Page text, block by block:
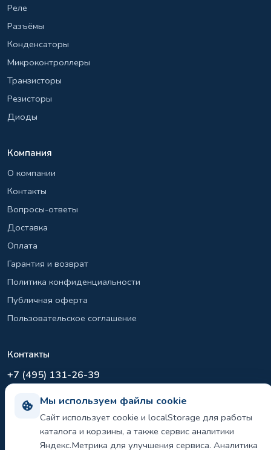
Мы используем файлы cookie
Сайт использует cookie и localStorage для работы
каталога и корзины, а также сервис аналитики
Яндекс.Метрика для улучшения сервиса. Аналитика
Реле
Разъёмы
Конденсаторы
Микроконтроллеры
Транзисторы
Резисторы
Диоды
Компания
О компании
Контакты
Вопросы-ответы
Доставка
Оплата
Гарантия и возврат
Политика конфиденциальности
Публичная оферта
Пользовательское соглашение
Контакты
+7 (495) 131-26-39
info@el-sirius.ru
МО, г. Раменское, ул. Карла Маркса